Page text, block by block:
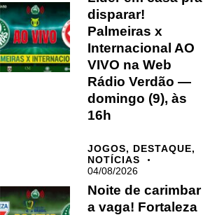
disparar!
Palmeiras x
Internacional AO
VIVO na Web
Rádio Verdão —
domingo (9), às
16h
JOGOS, DESTAQUE,
NOTÍCIAS
04/08/2026
Noite de carimbar
a vaga! Fortaleza